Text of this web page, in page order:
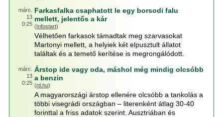
márc.
13
0:25
Farkasfalka csaphatott le egy borsodi falu
mellett, jelentős a kár
(Infostart)
Vélhetően farkasok támadtak meg szarvasokat
Martonyi mellett, a helyiek két elpusztult állatot
találtak és a temető kerítése is megrongálódott.
márc.
13
0:25
Árstop ide vagy oda, máshol még mindig olcsóbb
a benzin
(rtl.hu)
A magyarországi árstop ellenére olcsóbb a tankolás a
többi visegrádi országban – literenként átlag 30-40
forinttal a friss adatok szerint. Ausztriában és